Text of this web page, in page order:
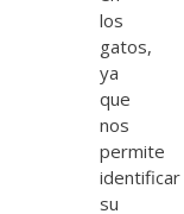
los
gatos,
ya
que
nos
permite
identificar
su